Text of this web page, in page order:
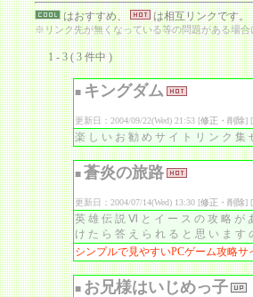
はおすすめ、 は相互リンクです。
※リンク先が無くなっている等の問題がある場
1 - 3 ( 3 件中 )
■ キングダム
更新日：2004/09/22(Wed) 21:53 [修正・削除] [
楽しいお勧めサイトリンク
■ 蒼炎の旅路
更新日：2004/07/14(Wed) 13:30 [修正・削除] [
英雄伝説Ⅵとイースの攻略が
けたら答えられると思いま
シンプルで見やすいPCゲーム攻略サ
■ お兄様はいじめっ子